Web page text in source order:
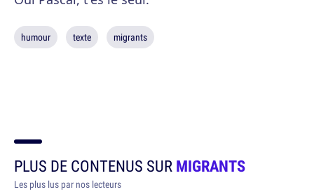
humour texte migrants
PLUS DE CONTENUS SURMIGRANTS
Les plus lus par nos lecteurs